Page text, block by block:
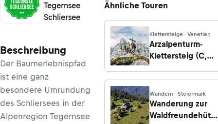
Tegernsee
Schliersee
Beschreibung
Der Baumerlebnispfad
ist eine ganz
besondere Umrundung
des Schliersees in der
Alpenregion Tegernsee
Ähnliche Touren
Klettersteige · Venetien
Arzalpenturm-
Klettersteig (C,
Wandern · Steiermark
Wanderung zur
Waldfreundehütte